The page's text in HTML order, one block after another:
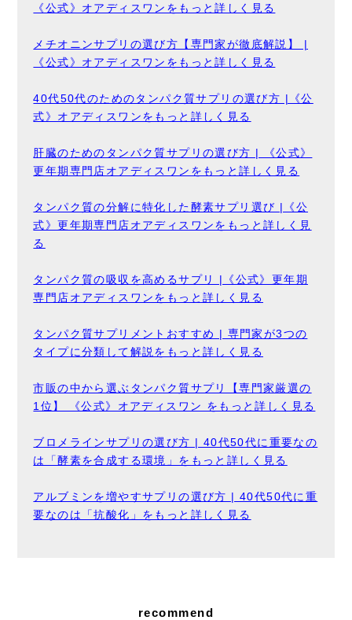
《公式》オアディスワンをもっと詳しく見る
メチオニンサプリの選び方【専門家が徹底解説】 |
《公式》オアディスワンをもっと詳しく見る
40代50代のためのタンパク質サプリの選び方 |《公
式》オアディスワンをもっと詳しく見る
肝臓のためのタンパク質サプリの選び方 | 《公式》
更年期専門店オアディスワンをもっと詳しく見る
タンパク質の分解に特化した酵素サプリ選び |《公
式》更年期専門店オアディスワンをもっと詳しく見
る
タンパク質の吸収を高めるサプリ |《公式》更年期
専門店オアディスワンをもっと詳しく見る
タンパク質サプリメントおすすめ | 専門家が3つの
タイプに分類して解説をもっと詳しく見る
市販の中から選ぶタンパク質サプリ【専門家厳選の
1位】 《公式》オアディスワン をもっと詳しく見る
ブロメラインサプリの選び方 | 40代50代に重要なの
は「酵素を合成する環境」をもっと詳しく見る
アルブミンを増やすサプリの選び方 | 40代50代に重
要なのは「抗酸化」をもっと詳しく見る
recommend